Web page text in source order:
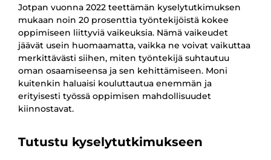
Jotpan vuonna 2022 teettämän kyselytutkimuksen
mukaan noin 20 prosenttia työntekijöistä kokee
oppimiseen liittyviä vaikeuksia. Nämä vaikeudet
jäävät usein huomaamatta, vaikka ne voivat vaikuttaa
merkittävästi siihen, miten työntekijä suhtautuu
oman osaamiseensa ja sen kehittämiseen. Moni
kuitenkin haluaisi kouluttautua enemmän ja
erityisesti työssä oppimisen mahdollisuudet
kiinnostavat.
Tutustu kyselytutkimukseen